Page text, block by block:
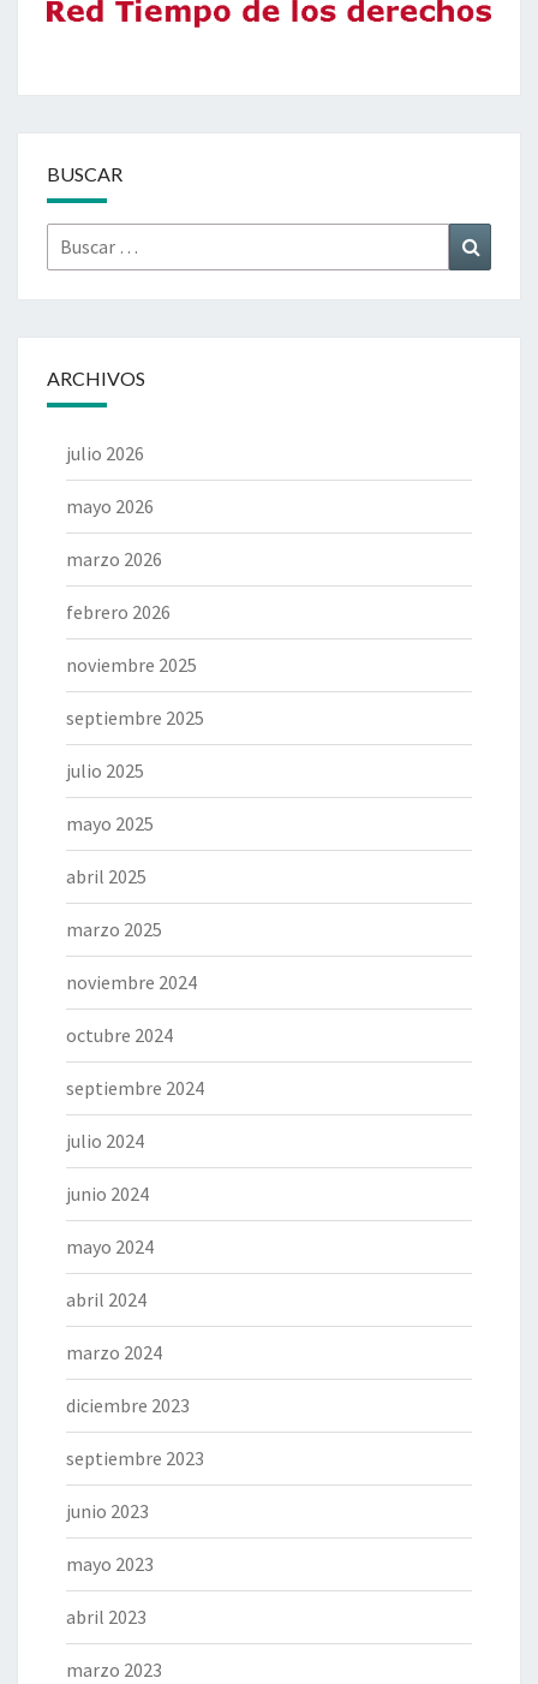
BUSCAR
Buscar
por:
ARCHIVOS
julio 2026
mayo 2026
marzo 2026
febrero 2026
noviembre 2025
septiembre 2025
julio 2025
mayo 2025
abril 2025
marzo 2025
noviembre 2024
octubre 2024
septiembre 2024
julio 2024
junio 2024
mayo 2024
abril 2024
marzo 2024
diciembre 2023
septiembre 2023
junio 2023
mayo 2023
abril 2023
marzo 2023